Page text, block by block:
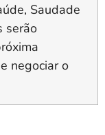
Saudade
serão
negociar o